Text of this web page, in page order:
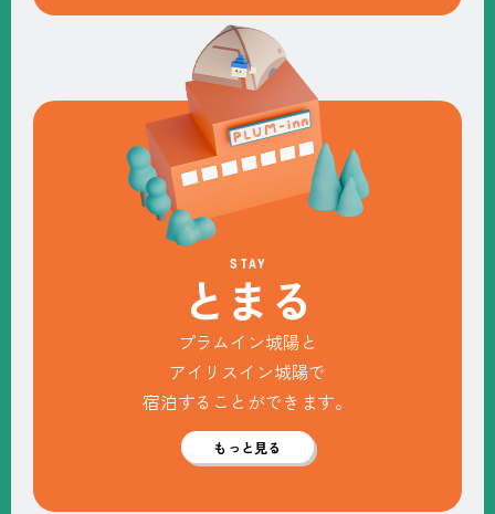
STAY
と ま る
プラムイン城陽と
アイリスイン城陽で
宿泊することができます。
もっと見る